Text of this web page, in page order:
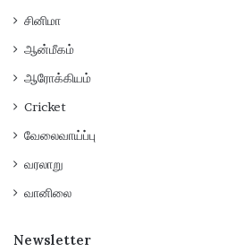
சினிமா
ஆன்மீகம்
ஆரோக்கியம்
Cricket
வேலைவாய்ப்பு
வரலாறு
வானிலை
Newsletter